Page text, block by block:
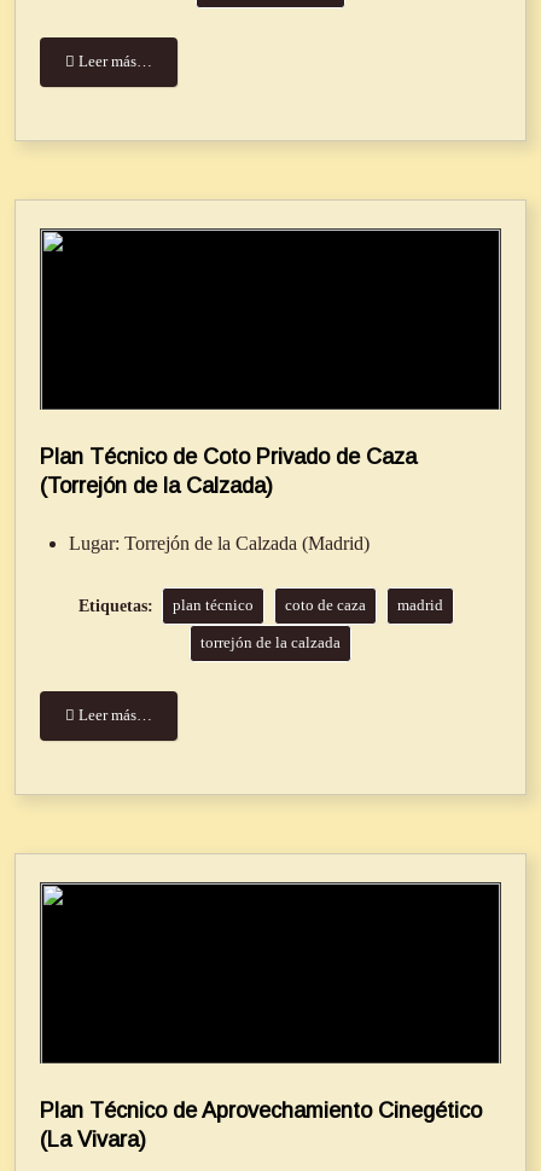
Leer más…
Plan Técnico de Coto Privado de Caza
(Torrejón de la Calzada)
Lugar: Torrejón de la Calzada (Madrid)
plan técnico coto de caza madrid
torrejón de la calzada
Leer más…
Plan Técnico de Aprovechamiento Cinegético
(La Vivara)